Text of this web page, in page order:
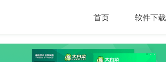
首页 软件下载